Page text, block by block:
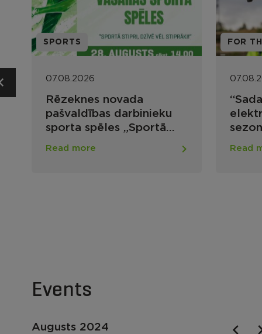
FOR THE POPULATION
07.08.2026
“Sadales tīkls” uzsāk
elektrotīkla apsekošanas
sezonu ar droniem
Read more
Events
Augusts 2024